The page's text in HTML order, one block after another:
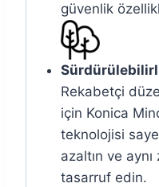
güvenlik
Rekabetçi
için Konica
teknolojisi
azaltın ve
tasarruf edin.